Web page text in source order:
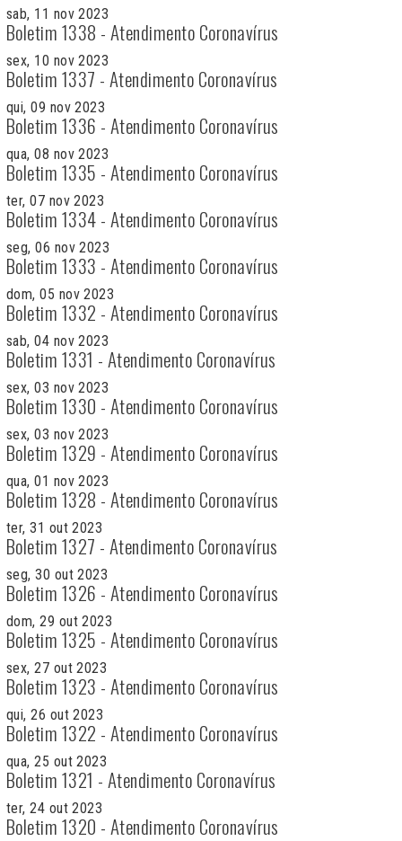
sab, 11 nov 2023
Boletim 1338 - Atendimento Coronavírus
sex, 10 nov 2023
Boletim 1337 - Atendimento Coronavírus
qui, 09 nov 2023
Boletim 1336 - Atendimento Coronavírus
qua, 08 nov 2023
Boletim 1335 - Atendimento Coronavírus
ter, 07 nov 2023
Boletim 1334 - Atendimento Coronavírus
seg, 06 nov 2023
Boletim 1333 - Atendimento Coronavírus
dom, 05 nov 2023
Boletim 1332 - Atendimento Coronavírus
sab, 04 nov 2023
Boletim 1331 - Atendimento Coronavírus
sex, 03 nov 2023
Boletim 1330 - Atendimento Coronavírus
sex, 03 nov 2023
Boletim 1329 - Atendimento Coronavírus
qua, 01 nov 2023
Boletim 1328 - Atendimento Coronavírus
ter, 31 out 2023
Boletim 1327 - Atendimento Coronavírus
seg, 30 out 2023
Boletim 1326 - Atendimento Coronavírus
dom, 29 out 2023
Boletim 1325 - Atendimento Coronavírus
sex, 27 out 2023
Boletim 1323 - Atendimento Coronavírus
qui, 26 out 2023
Boletim 1322 - Atendimento Coronavírus
qua, 25 out 2023
Boletim 1321 - Atendimento Coronavírus
ter, 24 out 2023
Boletim 1320 - Atendimento Coronavírus